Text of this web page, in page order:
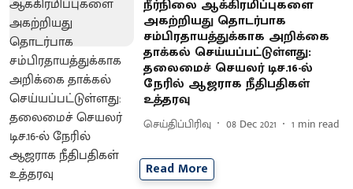
நீர்நிலை ஆக்கிரமிப்புகளை
அகற்றியது தொடர்பாக
சம்பிரதாயத்துக்காக அறிக்கை
தாக்கல் செய்யப்பட்டுள்ளது:
தலைமைச் செயலர் டிச.16-ல்
நேரில் ஆஜராக நீதிபதிகள்
உத்தரவு
செய்திப்பிரிவு 08 Dec 2021 1 min read
Read More